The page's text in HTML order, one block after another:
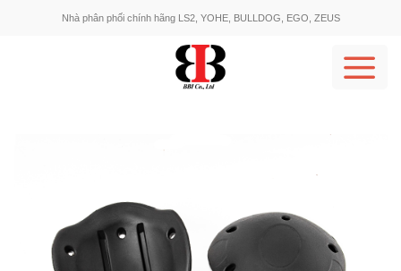
Nhà phân phối chính hãng LS2, YOHE, BULLDOG, EGO, ZEUS